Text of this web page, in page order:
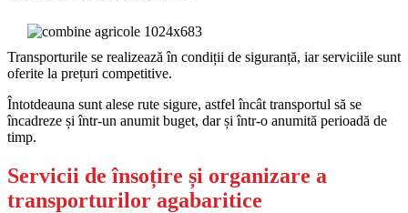
Transporturile se realizează în condiții de siguranță, iar serviciile sunt
oferite la prețuri competitive.
Întotdeauna sunt alese rute sigure, astfel încât transportul să se
încadreze și într-un anumit buget, dar și într-o anumită perioadă de
timp.
Servicii de însoțire și organizare a
transporturilor agabaritice